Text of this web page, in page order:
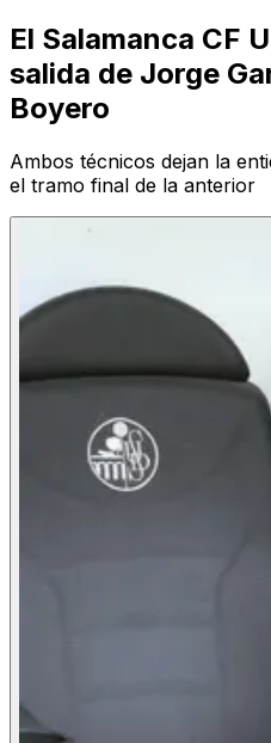
El Salamanca CF
salida de Jorge
Boyero
Ambos técnicos dejan la
el tramo final de la anterior